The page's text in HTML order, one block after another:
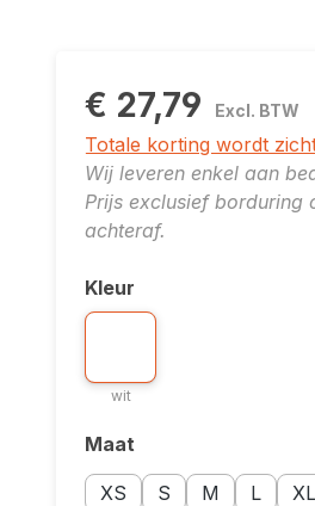
€ 27,79 Excl. BTW
Totale korting wordt
Wij leveren enkel aan
Prijs exclusief
achteraf.
Selecteer
Kleur
Kleuroptie: wit
wit
Selecteer
Maat
Opent een popup met
XS
Maatoptie: XS
S
Maatoptie: S
M
Maatoptie: M
L XL